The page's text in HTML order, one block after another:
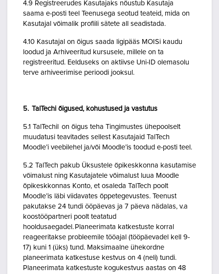
4.9 Registreerudes Kasutajaks nõustub Kasutaja
saama e-posti teel Teenusega seotud teateid, mida on
Kasutajal võimalik profiili sätete all seadistada.
4.10 Kasutajal on õigus saada ligipääs MOISi kaudu
loodud ja Arhiveeritud kursusele, millele on ta
registreeritud. Eelduseks on aktiivse Uni-ID olemasolu
terve arhiveerimise perioodi jooksul.
5. TalTechi õigused, kohustused ja vastutus
5.1 TalTechil on õigus teha Tingimustes ühepoolselt
muudatusi teavitades sellest Kasutajaid TalTech
Moodle’i veebilehel ja/või Moodle’is toodud e-posti teel.
5.2 TalTech pakub Üksustele õpikeskkonna kasutamise
võimalust ning Kasutajatele võimalust luua Moodle
õpikeskkonnas Konto, et osaleda TalTech poolt
Moodle’is läbi viidavates õppetegevustes. Teenust
pakutakse 24 tundi ööpäevas ja 7 päeva nädalas, v.a
koostööpartneri poolt teatatud
hooldusaegadel. Planeerimata katkestuste korral
reageeritakse probleemile tööajal (tööpäevadel kell 9-
17) kuni 1 (üks) tund. Maksimaalne ühekordne
planeerimata katkestuse kestvus on 4 (neli) tundi.
Planeerimata katkestuste kogukestvus aastas on 48